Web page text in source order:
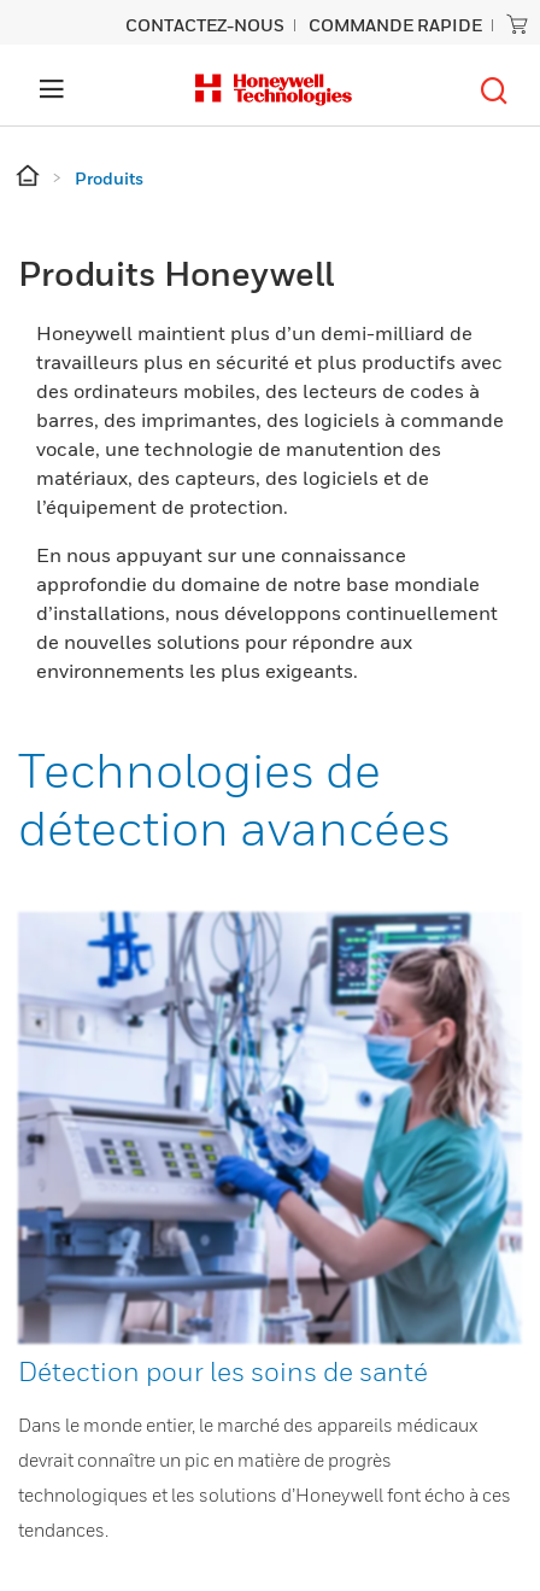
CONTACTEZ-NOUS COMMANDE RAPIDE
Produits
Produits Honeywell
Honeywell maintient plus d’un demi-milliard de
travailleurs plus en sécurité et plus productifs avec
des ordinateurs mobiles, des lecteurs de codes à
barres, des imprimantes, des logiciels à commande
vocale, une technologie de manutention des
matériaux, des capteurs, des logiciels et de
l’équipement de protection.
En nous appuyant sur une connaissance
approfondie du domaine de notre base mondiale
d’installations, nous développons continuellement
de nouvelles solutions pour répondre aux
environnements les plus exigeants.
Technologies de
détection avancées
Détection pour les soins de santé
Dans le monde entier, le marché des appareils médicaux
devrait connaître un pic en matière de progrès
technologiques et les solutions d’Honeywell font écho à ces
tendances.